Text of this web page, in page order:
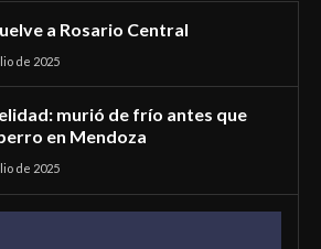
a Rosario Central
de 2025
murió de frío antes que
en Mendoza
de 2025